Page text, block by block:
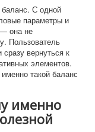
С одной
параметры и
она не
Пользователь
вернуться к
элементов.
такой баланс
именно